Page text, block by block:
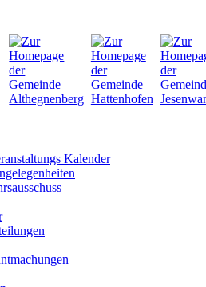
Kalender